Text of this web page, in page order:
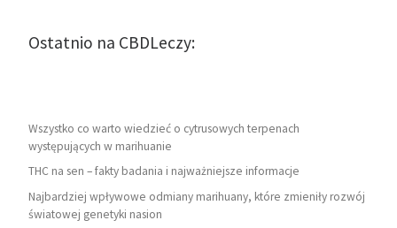
Ostatnio na CBDLeczy:
Wszystko co warto wiedzieć o cytrusowych terpenach
występujących w marihuanie
THC na sen – fakty badania i najważniejsze informacje
Najbardziej wpływowe odmiany marihuany, które zmieniły rozwój
światowej genetyki nasion